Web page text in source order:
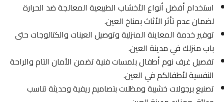
استخدام أفضل أنواع الأخشاب الطبيعية المعالجة ضد الحرارة
لضمان عدم تأثر الأثاث بمناخ العين.
توفير خدمة المعاينة المنزلية وتوصيل العينات والكتالوجات حتى
باب منزلك في مدينة العين.
تفصيل غرف نوم أطفال بلمسات فنية تضمن الأمان التام والراحة
النفسية لأطفالكم في العين.
تصنيع برجولات خشبية ومظلات بتصاميم ريفية وحديثة تناسب